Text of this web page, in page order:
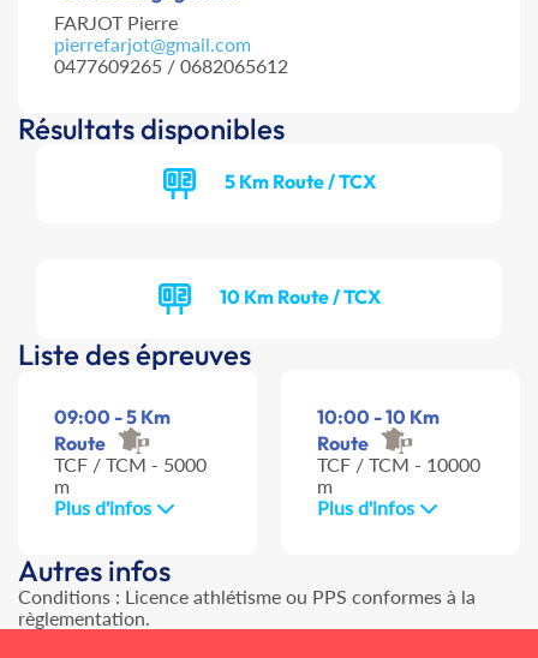
FARJOT Pierre
pierrefarjot@gmail.com
0477609265 / 0682065612
Résultats disponibles
5 Km Route / TCX
10 Km Route / TCX
Liste des épreuves
09:00 - 5 Km
Route
TCF / TCM - 5000
m
Plus d'infos
10:00 - 10 Km
Route
TCF / TCM - 10000
m
Plus d'infos
Autres infos
Conditions : Licence athlétisme ou PPS conformes à la
règlementation.